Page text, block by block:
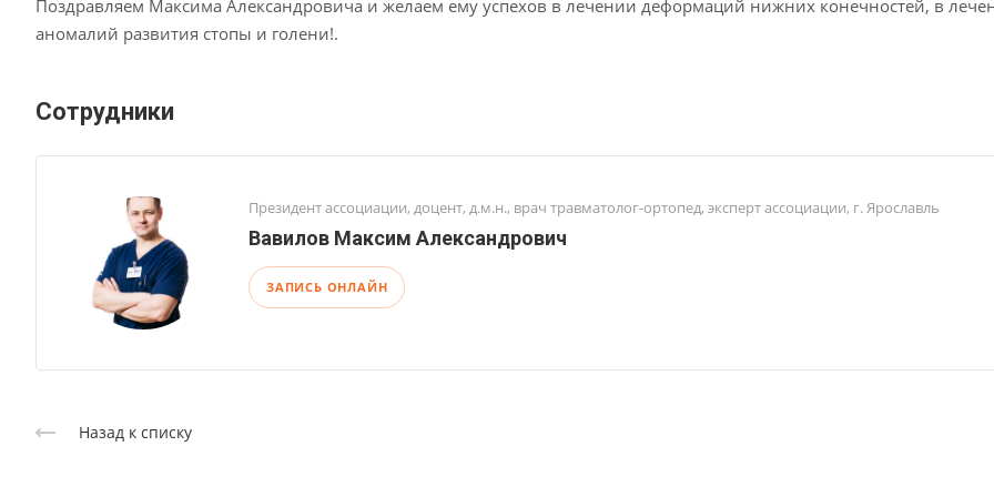
Поздравляем Максима Александровича и желаем ему успехов в лечении деформаций нижних конечностей, в
аномалий развития стопы и голени!.
Сотрудники
Президент ассоциации, доцент, д.м.н., врач травматолог-ортопед, эксперт ассоциации, г. Ярославль
Вавилов Максим Александрович
ЗАПИСЬ ОНЛАЙН
Назад к списку